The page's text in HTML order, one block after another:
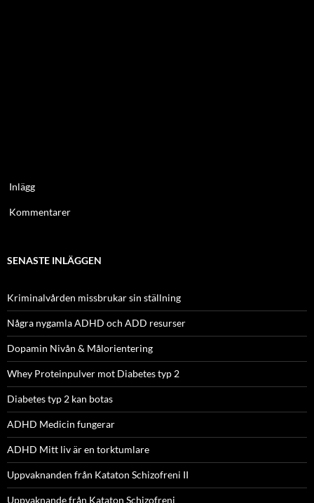
Inlägg
Kommentarer
SENASTE INLÄGGEN
Kriminalvården missbrukar sin ställning
Några nygamla ADHD och ADD resurser
Dopamin Nivån & Målorientering
Whey Proteinpulver mot Diabetes typ 2
Diabetes typ 2 kan botas
ADHD Medicin fungerar
ADHD Mitt liv är en torktumlare
Uppvaknanden från Kataton Schizofreni II
Uppvaknande från Kataton Schizofreni